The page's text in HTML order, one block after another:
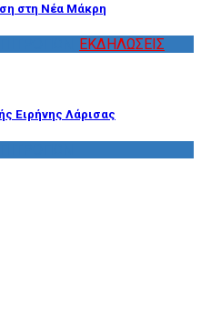
στη Νέα Μάκρη
ΕΚΔΗΛΩΣΕΙΣ
Ειρήνης Λάρισας